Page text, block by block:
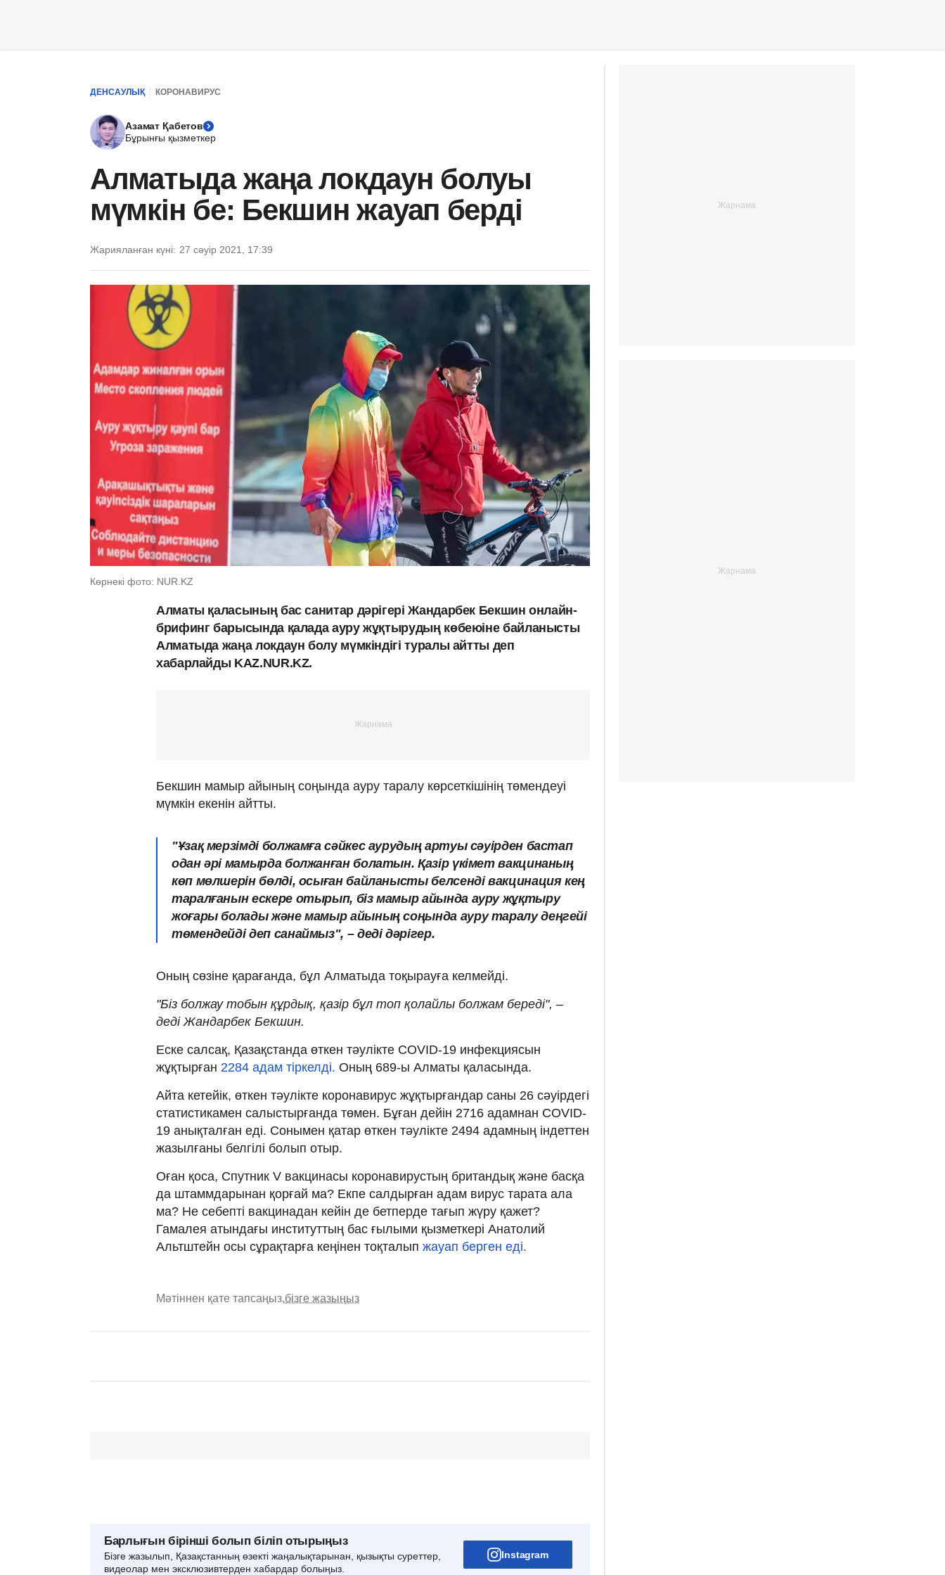
ДЕНСАУЛЫҚ КОРОНАВИРУС
Азамат Қабетов
Бұрынғы қызметкер
Алматыда жаңа локдаун болуы
мүмкін бе: Бекшин жауап берді
Жарияланған күні: 27 сәуір 2021, 17:39
Көрнекі фото: NUR.KZ
Алматы қаласының бас санитар дәрігері Жандарбек Бекшин онлайн-
брифинг барысында қалада ауру жұқтырудың көбеюіне байланысты
Алматыда жаңа локдаун болу мүмкіндігі туралы айтты деп
хабарлайды KAZ.NUR.KZ.
Бекшин мамыр айының соңында ауру таралу көрсеткішінің төмендеуі
мүмкін екенін айтты.
"Ұзақ мерзімді болжамға сәйкес аурудың артуы сәуірден бастап
одан әрі мамырда болжанған болатын. Қазір үкімет вакцинаның
көп мөлшерін бөлді, осыған байланысты белсенді вакцинация кең
таралғанын ескере отырып, біз мамыр айында ауру жұқтыру
жоғары болады және мамыр айының соңында ауру таралу деңгейі
төмендейді деп санаймыз", – деді дәрігер.
Оның сөзіне қарағанда, бұл Алматыда тоқырауға келмейді.
"Біз болжау тобын құрдық, қазір бұл топ қолайлы болжам береді", –
деді Жандарбек Бекшин.
Еске салсақ, Қазақстанда өткен тәулікте COVID-19 инфекциясын
жұқтырған 2284 адам тіркелді. Оның 689-ы Алматы қаласында.
Айта кетейік, өткен тәулікте коронавирус жұқтырғандар саны 26 сәуірдегі
статистикамен салыстырғанда төмен. Бұған дейін 2716 адамнан COVID-
19 анықталған еді. Сонымен қатар өткен тәулікте 2494 адамның індеттен
жазылғаны белгілі болып отыр.
Оған қоса, Спутник V вакцинасы коронавирустың британдық және басқа
да штаммдарынан қорғай ма? Екпе салдырған адам вирус тарата ала
ма? Не себепті вакцинадан кейін де бетперде тағып жүру қажет?
Гамалея атындағы институттың бас ғылыми қызметкері Анатолий
Альтштейн осы сұрақтарға кеңінен тоқталып жауап берген еді.
Мәтіннен қате тапсаңыз,бізге жазыңыз
Барлығын бірінші болып біліп отырыңыз
Бізге жазылып, Қазақстанның өзекті жаңалықтарынан, қызықты суреттер,
видеолар мен эксклюзивтерден хабардар болыңыз.
Instagram